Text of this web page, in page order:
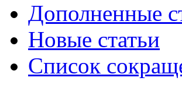
Дополненные
Новые статьи
Список